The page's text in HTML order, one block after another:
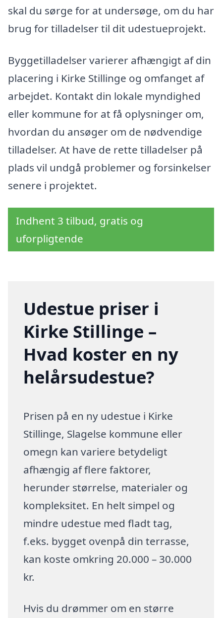
skal du sørge for at undersøge, om du har
brug for tilladelser til dit udestueprojekt.
Byggetilladelser varierer afhængigt af din
placering i Kirke Stillinge og omfanget af
arbejdet. Kontakt din lokale myndighed
eller kommune for at få oplysninger om,
hvordan du ansøger om de nødvendige
tilladelser. At have de rette tilladelser på
plads vil undgå problemer og forsinkelser
senere i projektet.
Indhent 3 tilbud, gratis og
uforpligtende
Udestue priser i
Kirke Stillinge –
Hvad koster en ny
helårsudestue?
Prisen på en ny udestue i Kirke
Stillinge, Slagelse kommune eller
omegn kan variere betydeligt
afhængig af flere faktorer,
herunder størrelse, materialer og
kompleksitet. En helt simpel og
mindre udestue med fladt tag,
f.eks. bygget ovenpå din terrasse,
kan koste omkring 20.000 – 30.000
kr.
Hvis du drømmer om en større